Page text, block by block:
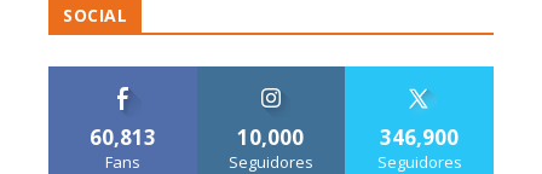
SOCIAL
60,813
Fans
10,000
Seguidores
346,900
Seguidores